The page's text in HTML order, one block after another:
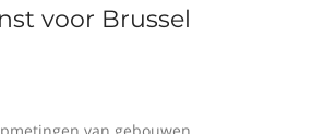
voor Brussel